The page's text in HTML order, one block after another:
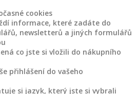
cookies
informace, které zadáte do
newsletterů a jiných formulářů
co jste si vložili do nákupního
přihlášení do vašeho
si jazyk, který jste si vybrali